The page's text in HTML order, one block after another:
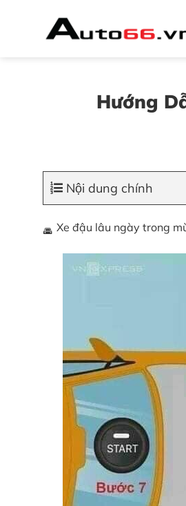
Hướng
Nội dung chính
Xe đậu lâu ngày trong